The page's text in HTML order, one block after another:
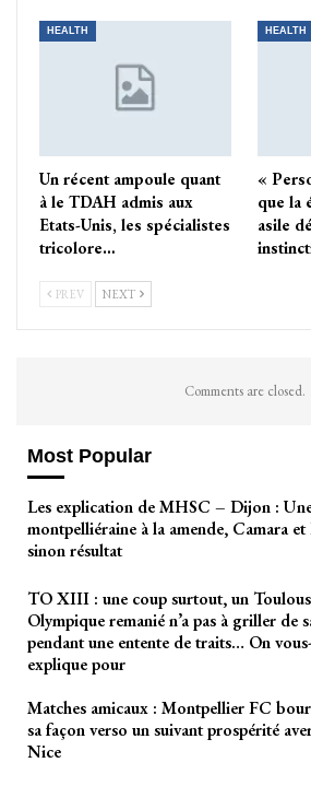
HEALTH
Un récent ampoule quant
à le TDAH admis aux
Etats-Unis, les spécialistes
tricolore…
HEALTH
«
que la
asile
PREV NEXT
Comments are closed.
Most Popular
Les explication de MHSC – Dijon :
montpelliéraine à la amende, Camara et
sinon résultat
TO XIII : une coup surtout, un
Olympique remanié n’a pas à griller de
pendant une entente de traits… On
explique pour
Matches amicaux : Montpellier FC
sa façon verso un suivant prospérité
Nice